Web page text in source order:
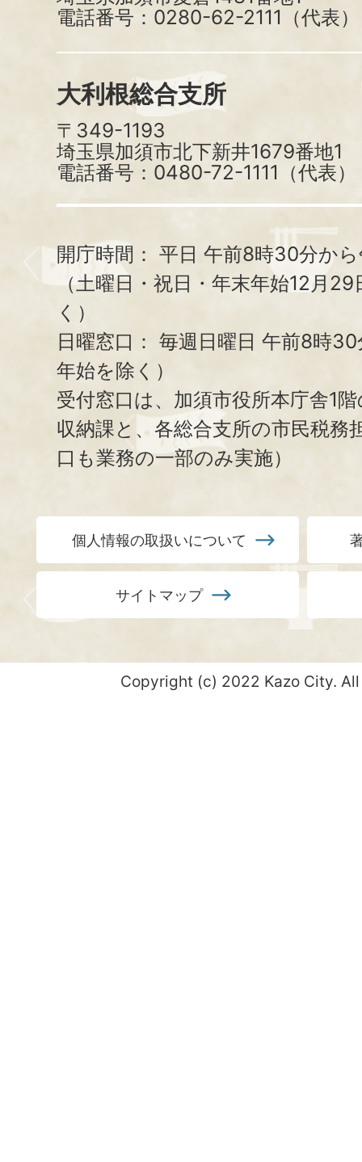
電話番号：0280-62-2111（代表）
大利根総合支所
〒349-1193
埼玉県加須市北下新井1679番地1
電話番号：0480-72-1111（代表）
開庁時間： 平日 午前8時30分か
（土曜日・祝日・年末年始12月
く）
日曜窓口： 毎週日曜日 午前8時
年始を除く）
受付窓口は、加須市役所本庁舎1
収納課と、 各総合支所の市民税務
口も業務の一部のみ実施）
個人情報の取扱いについて
サイトマップ
Copyright (c) 2022 Kazo City.